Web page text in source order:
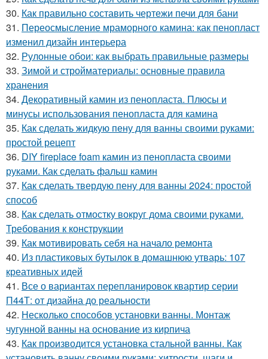
30. Как правильно составить чертежи печи для бани
31. Переосмысление мраморного камина: как пенопласт
изменил дизайн интерьера
32. Рулонные обои: как выбрать правильные размеры
33. Зимой и стройматериалы: основные правила
хранения
34. Декоративный камин из пенопласта. Плюсы и
минусы использования пенопласта для камина
35. Как сделать жидкую пену для ванны своими руками:
простой рецепт
36. DIY fireplace foam камин из пенопласта своими
руками. Как сделать фальш камин
37. Как сделать твердую пену для ванны 2024: простой
способ
38. Как сделать отмостку вокруг дома своими руками.
Требования к конструкции
39. Как мотивировать себя на начало ремонта
40. Из пластиковых бутылок в домашнюю утварь: 107
креативных идей
41. Все о вариантах перепланировок квартир серии
П44Т: от дизайна до реальности
42. Несколько способов установки ванны. Монтаж
чугунной ванны на основание из кирпича
43. Как производится установка стальной ванны. Как